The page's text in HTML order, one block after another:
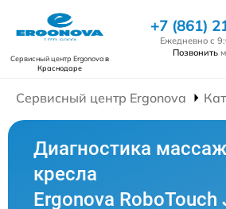
Сервисный центр Ergonovaв
Краснодаре
+7 (861)
Ежедневно с
Позвонить
Сервисный центр Ergonova
Диагностика
кресла
Ergonova RoboTouch